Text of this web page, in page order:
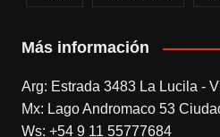
Más información
Arg: Estrada 3483 La Lucila -
Mx: Lago Andromaco 53
Ws: +54 9 11 55777684